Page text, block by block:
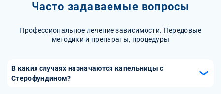
Часто задаваемые вопросы
Профессиональное лечение зависимости. Передовые
методики и препараты, процедуры
В каких случаях назначаются капельницы с
Стерофундином?